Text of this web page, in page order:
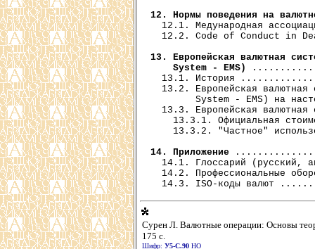
12. Нормы поведения на
12.1. Медународная
12.2. Code of Conduct in
13. Европейская валютная
    System - EMS)
13.1. История
13.2. Европейская валютная
System - EMS) на
13.3. Европейская валютная
13.3.1. Официальная
13.3.2. "Частное"
14. Приложение
14.1. Глоссарий (русский,
14.2. Профессиональные
Сурен Л. Валютные операции: Основы
175 с.
Шифр: У5-С.90 НО